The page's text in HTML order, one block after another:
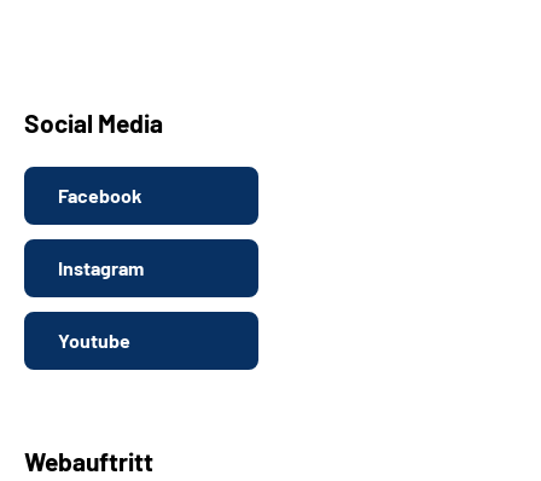
Social Media
Facebook
Instagram
Youtube
Webauftritt